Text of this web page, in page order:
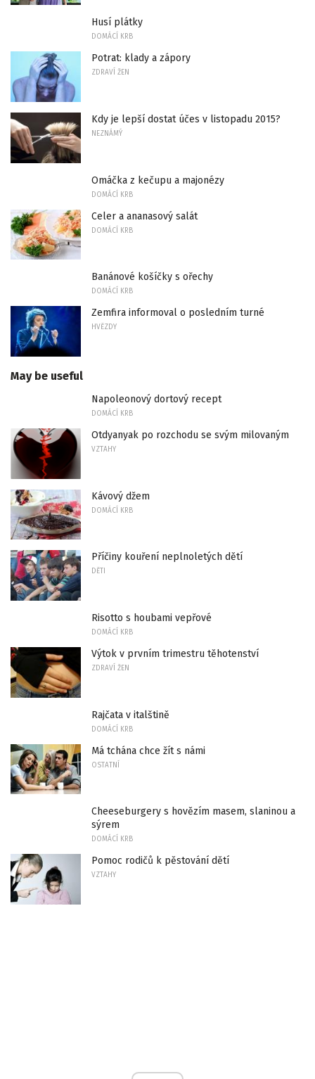
Husí plátky
DOMÁCÍ KRB
Potrat: klady a zápory
ZDRAVÍ ŽEN
Kdy je lepší dostat účes v listopadu 2015?
NEZNÁMÝ
Omáčka z kečupu a majonézy
DOMÁCÍ KRB
Celer a ananasový salát
DOMÁCÍ KRB
Banánové košíčky s ořechy
DOMÁCÍ KRB
Zemfira informoval o posledním turné
HVĚZDY
May be useful
Napoleonový dortový recept
DOMÁCÍ KRB
Otdyanyak po rozchodu se svým milovaným
VZTAHY
Kávový džem
DOMÁCÍ KRB
Příčiny kouření neplnoletých dětí
DĚTI
Risotto s houbami vepřové
DOMÁCÍ KRB
Výtok v prvním trimestru těhotenství
ZDRAVÍ ŽEN
Rajčata v italštině
DOMÁCÍ KRB
Má tchána chce žít s námi
OSTATNÍ
Cheeseburgery s hovězím masem, slaninou a
sýrem
DOMÁCÍ KRB
Pomoc rodičů k pěstování dětí
VZTAHY